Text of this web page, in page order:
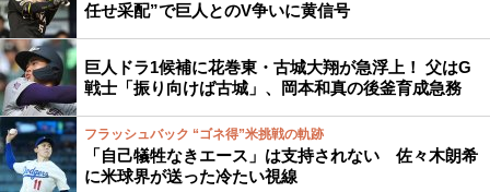
任せ采配”で巨人とのV争いに黄信号
巨人ドラ1候補に花巻東・古城大翔が急浮上！ 父はG
戦士「振り向けば古城」、岡本和真の後釜育成急務
フラッシュバック “ゴネ得”米挑戦の軌跡
「自己犠牲なきエース」は支持されない 佐々木朗希
に米球界が送った冷たい視線